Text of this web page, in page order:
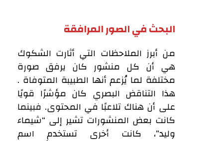
البحث في الصور المرافقة
من أبرز الملاحظات التي أثارت الشكوك
هي أن كل منشور كان يرفق صورة
مختلفة لما يُزعم أنها الطبيبة المتوفاة .
هذا التناقض البصري كان مؤشرًا قويًا
على أن هناك تلاعبًا في المحتوى. فبينما
كانت بعض المنشورات تشير إلى “شيماء
وليد”، كانت أخرى تستخدم اسم